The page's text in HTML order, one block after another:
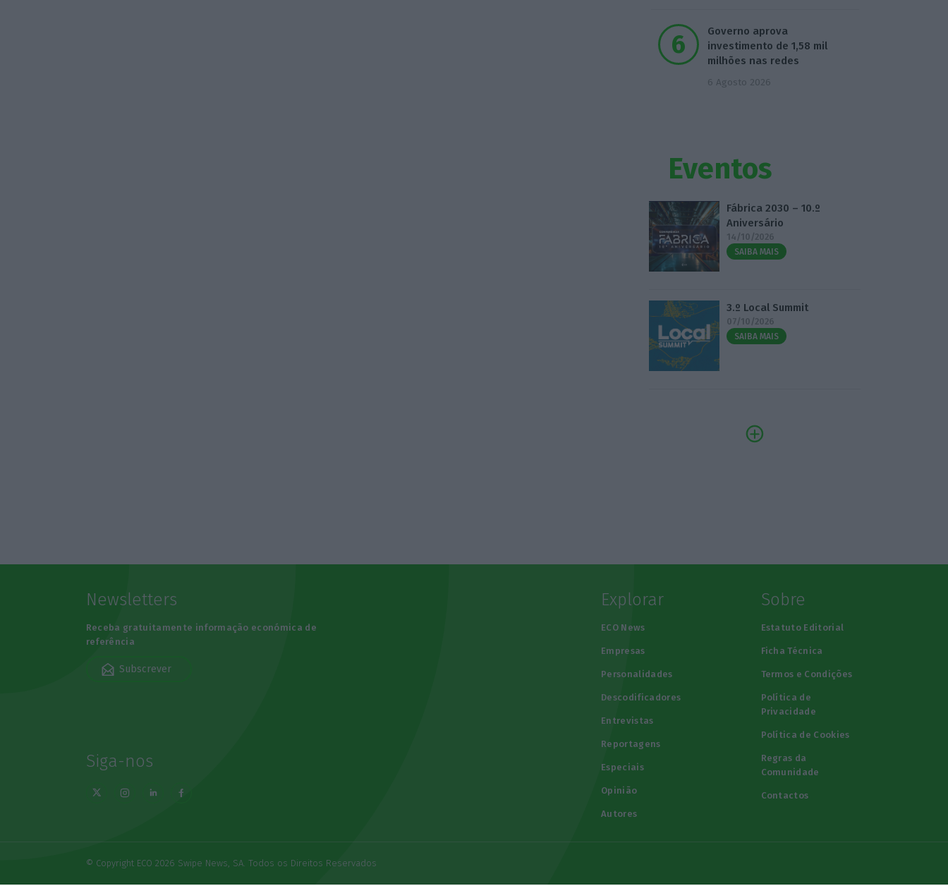
Governo aprova
investimento de 1,58 mil
milhões nas redes
6 Agosto 2026
Eventos
Fábrica 2030 – 10.º
Aniversário
14/10/2026
SAIBA MAIS
3.º Local Summit
07/10/2026
SAIBA MAIS
Newsletters
Receba gratuitamente informação económica de
referência
Subscrever
Siga-nos
Explorar
ECO News
Empresas
Personalidades
Descodificadores
Entrevistas
Reportagens
Especiais
Opinião
Autores
Sobre
Estatuto Editorial
Ficha Técnica
Termos e Condições
Política de
Privacidade
Política de Cookies
Regras da
Comunidade
Contactos
© Copyright ECO 2026 Swipe News, SA. Todos os Direitos Reservados